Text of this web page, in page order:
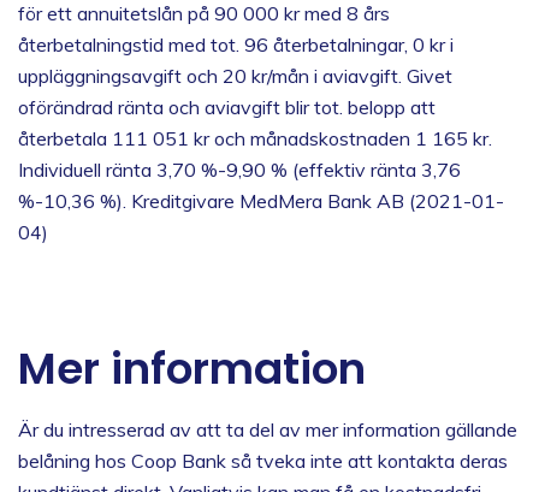
för ett annuitetslån på 90 000 kr med 8 års
återbetalningstid med tot. 96 återbetalningar, 0 kr i
uppläggningsavgift och 20 kr/mån i aviavgift. Givet
oförändrad ränta och aviavgift blir tot. belopp att
återbetala 111 051 kr och månadskostnaden 1 165 kr.
Individuell ränta 3,70 %-9,90 % (effektiv ränta 3,76
%-10,36 %). Kreditgivare MedMera Bank AB (2021-01-
04)
Mer information
Är du intresserad av att ta del av mer information gällande
belåning hos Coop Bank så tveka inte att kontakta deras